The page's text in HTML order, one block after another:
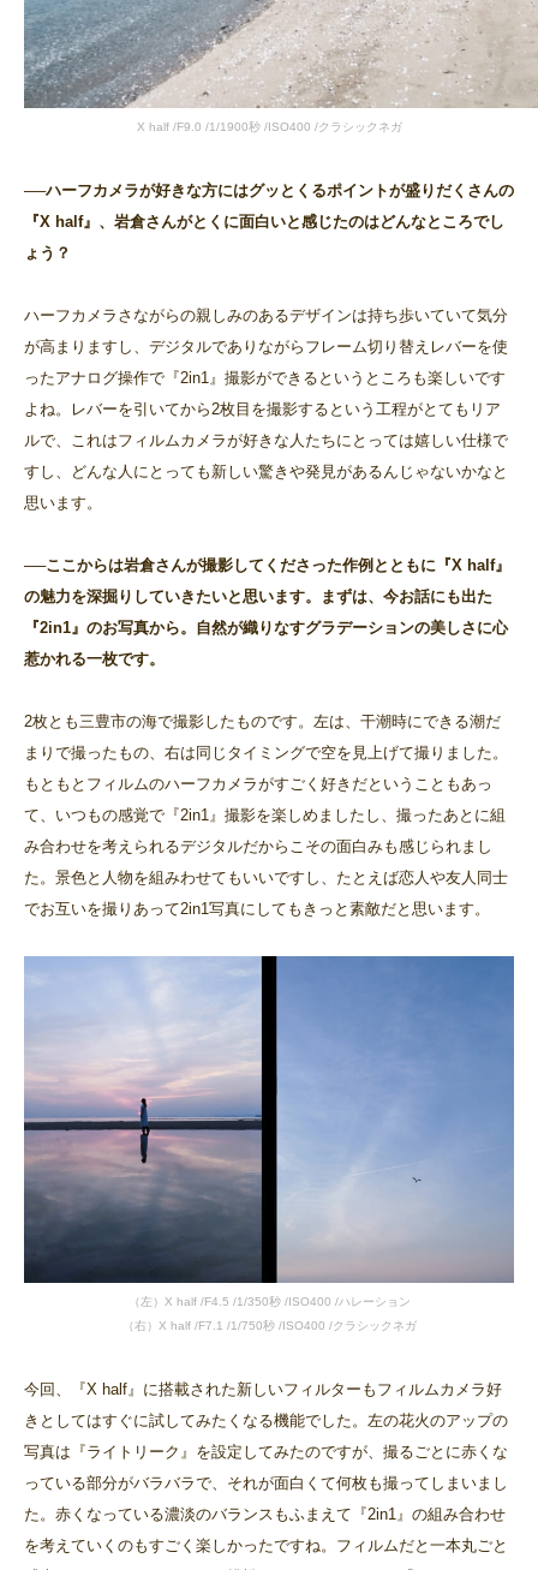
X half /F9.0 /1/1900秒 /ISO400 /クラシックネガ
──ハーフカメラが好きな方にはグッとくるポイントが盛りだくさんの
『X half』、岩倉さんがとくに面白いと感じたのはどんなところでし
ょう？
ハーフカメラさながらの親しみのあるデザインは持ち歩いていて気分
が高まりますし、デジタルでありながらフレーム切り替えレバーを使
ったアナログ操作で『2in1』撮影ができるというところも楽しいです
よね。レバーを引いてから2枚目を撮影するという工程がとてもリア
ルで、これはフィルムカメラが好きな人たちにとっては嬉しい仕様で
すし、どんな人にとっても新しい驚きや発見があるんじゃないかなと
思います。
──ここからは岩倉さんが撮影してくださった作例とともに『X half』
の魅力を深掘りしていきたいと思います。まずは、今お話にも出た
『2in1』のお写真から。自然が織りなすグラデーションの美しさに心
惹かれる一枚です。
2枚とも三豊市の海で撮影したものです。左は、干潮時にできる潮だ
まりで撮ったもの、右は同じタイミングで空を見上げて撮りました。
もともとフィルムのハーフカメラがすごく好きだということもあっ
て、いつもの感覚で『2in1』撮影を楽しめましたし、撮ったあとに組
み合わせを考えられるデジタルだからこその面白みも感じられまし
た。景色と人物を組みわせてもいいですし、たとえば恋人や友人同士
でお互いを撮りあって2in1写真にしてもきっと素敵だと思います。
（左）X half /F4.5 /1/350秒 /ISO400 /ハレーション
（右）X half /F7.1 /1/750秒 /ISO400 /クラシックネガ
今回、『X half』に搭載された新しいフィルターもフィルムカメラ好
きとしてはすぐに試してみたくなる機能でした。左の花火のアップの
写真は『ライトリーク』を設定してみたのですが、撮るごとに赤くな
っている部分がバラバラで、それが面白くて何枚も撮ってしまいまし
た。赤くなっている濃淡のバランスもふまえて『2in1』の組み合わせ
を考えていくのもすごく楽しかったですね。フィルムだと一本丸ごと